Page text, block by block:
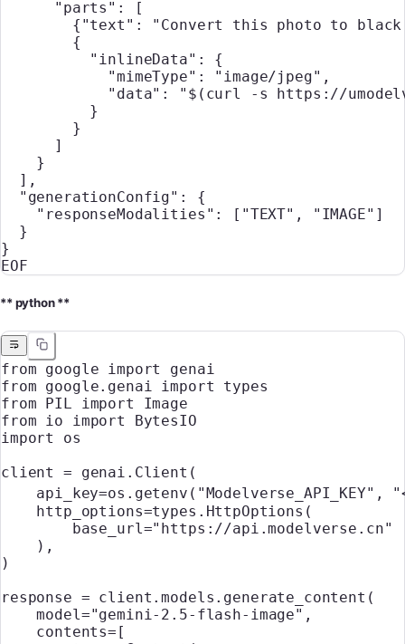
      "parts": [
{"text": "Convert this photo to
        {
          "inlineData": {
            "mimeType": "image/jpeg",
            "data": "$(
curl -s https://
          }
        }
      ]
    }
  ],
  "generationConfig": {
    "responseModalities": ["TEXT", "IMAGE"]
  }
}
EOF
** python **
from google import
genai
from google.genai import types
from PIL import Image
from io import
BytesIO
import
os
client = genai.Client(
    api_key
=os.getenv( "Modelverse_API_KEY" ,
    http_options
=types.HttpOptions(
        base_url
="https://api.modelverse.cn"
    ),
)
response = client.models.generate_content(
    model
="gemini-2.5-flash-image" ,
    contents
= [